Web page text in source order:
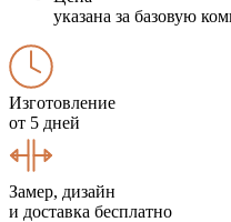
указана за базовую
Изготовление
от 5 дней
Замер, дизайн
и доставка бесплатно